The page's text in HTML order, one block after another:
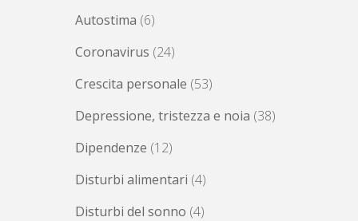
Autostima (6)
Coronavirus (24)
Crescita personale (53)
Depressione, tristezza e noia (38)
Dipendenze (12)
Disturbi alimentari (4)
Disturbi del sonno (4)